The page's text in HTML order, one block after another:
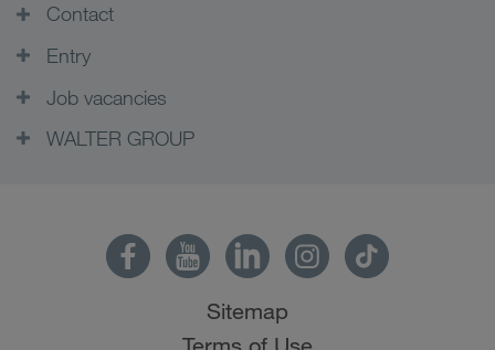
Contact
Entry
Job vacancies
WALTER GROUP
Sitemap